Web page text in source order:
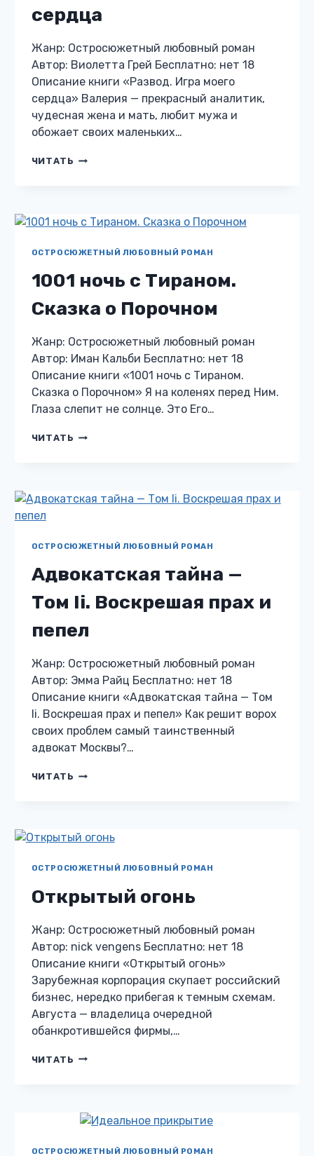
сердца
Жанр: Остросюжетный любовный роман
Автор: Виолетта Грей Бесплатно: нет 18
Описание книги «Развод. Игра моего
сердца» Валерия — прекрасный аналитик,
чудесная жена и мать, любит мужа и
обожает своих маленьких…
ЧИТАТЬ РАЗВОД.
ОСТРОСЮЖЕТНЫЙ ЛЮБОВНЫЙ РОМАН
1001 ночь с Тираном.
Сказка о Порочном
Жанр: Остросюжетный любовный роман
Автор: Иман Кальби Бесплатно: нет 18
Описание книги «1001 ночь с Тираном.
Сказка о Порочном» Я на коленях перед Ним.
Глаза слепит не солнце. Это Его…
ЧИТАТЬ 1001
О
ОСТРОСЮЖЕТНЫЙ ЛЮБОВНЫЙ РОМАН
Адвокатская тайна —
Том Ii. Воскрешая прах и
пепел
Жанр: Остросюжетный любовный роман
Автор: Эмма Райц Бесплатно: нет 18
Описание книги «Адвокатская тайна — Том
Ii. Воскрешая прах и пепел» Как решит ворох
своих проблем самый таинственный
адвокат Москвы?…
ЧИТАТЬ АДВОКАТСКАЯ
ВОСКРЕШАЯ
И
ОСТРОСЮЖЕТНЫЙ ЛЮБОВНЫЙ РОМАН
Открытый огонь
Жанр: Остросюжетный любовный роман
Автор: nick vengens Бесплатно: нет 18
Описание книги «Открытый огонь»
Зарубежная корпорация скупает российский
бизнес, нередко прибегая к темным схемам.
Августа — владелица очередной
обанкротившейся фирмы,…
ЧИТАТЬ ОТКРЫТЫЙ
ОСТРОСЮЖЕТНЫЙ ЛЮБОВНЫЙ РОМАН